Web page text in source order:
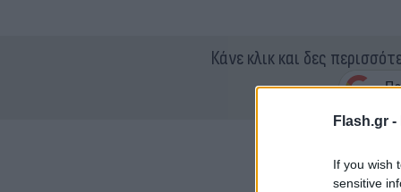
Flash.gr -
If you wish
sensitive
Κάνε κλικ και δες